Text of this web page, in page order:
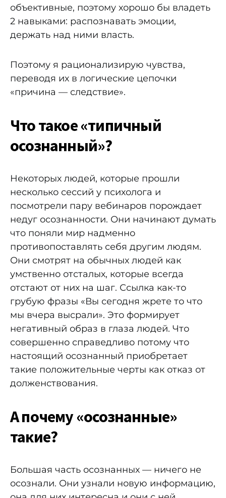
объективные, поэтому хорошо бы владеть
2 навыками: распознавать эмоции,
держать над ними власть.
Поэтому я рационализирую чувства,
переводя их в логические цепочки
«причина — следствие».
Что такое «типичный
осознанный»?
Некоторых людей, которые прошли
несколько сессий у психолога и
посмотрели пару вебинаров порождает
недуг осознанности. Они начинают думать
что поняли мир надменно
противопоставлять себя другим людям.
Они смотрят на обычных людей как
умственно отсталых, которые всегда
отстают от них на шаг. Ссылка как-то
грубую фразы «Вы сегодня жрете то что
мы вчера высрали». Это формирует
негативный образ в глаза людей. Что
совершенно справедливо потому что
настоящий осознанный приобретает
такие положительные черты как отказ от
долженствования.
А почему «осознанные»
такие?
Большая часть осознанных — ничего не
осознали. Они узнали новую информацию,